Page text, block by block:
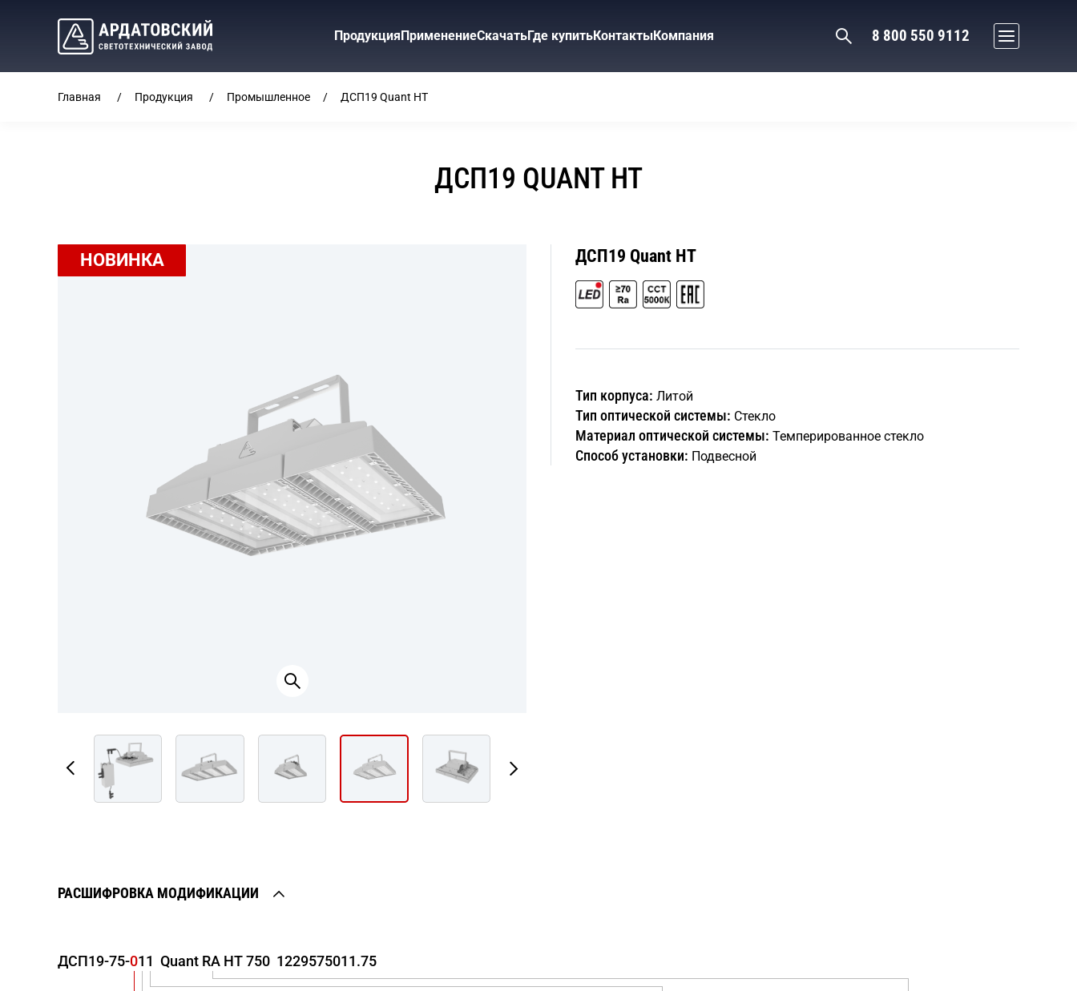
ПродукцияПрименениеСкачатьГде купитьКонтактыКомпания 8 800 550 9112
Главная Продукция Промышленное ДСП19 Quant HT
ДСП19 QUANT HT
НОВИНКА ДСП19 Quant HT
Тип корпуса: Литой
Тип оптической системы: Стекло
Материал оптической системы: Темперированное стекло
Способ установки: Подвесной
РАСШИФРОВКА МОДИФИКАЦИИ
ДСП19-75-011 Quant RA HT 750 1229575011.75